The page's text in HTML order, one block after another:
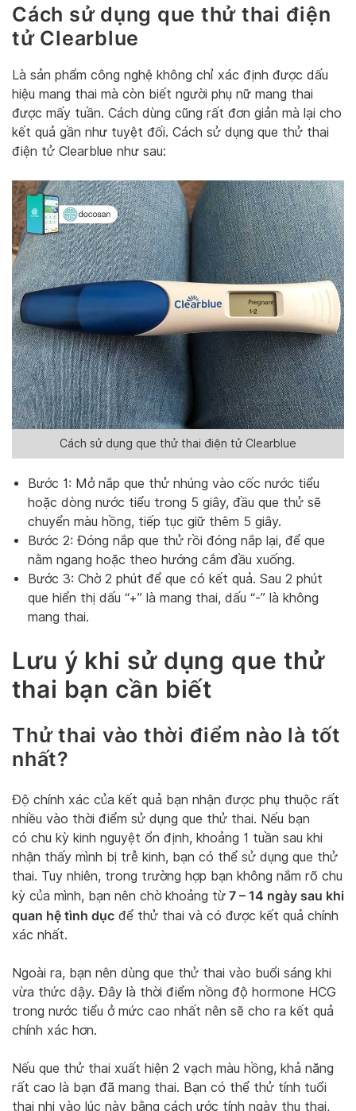
Cách sử dụng que thử thai điện
tử Clearblue
Là sản phẩm công nghệ không chỉ xác định được dấu
hiệu mang thai mà còn biết người phụ nữ mang thai
được mấy tuần. Cách dùng cũng rất đơn giản mà lại cho
kết quả gần như tuyệt đối. Cách sử dụng que thử thai
điện tử Clearblue như sau:
Cách sử dụng que thử thai điện tử Clearblue
Bước 1: Mở nắp que thử nhúng vào cốc nước tiểu
hoặc dòng nước tiểu trong 5 giây, đầu que thử sẽ
chuyển màu hồng, tiếp tục giữ thêm 5 giây.
Bước 2: Đóng nắp que thử rồi đóng nắp lại, để que
nằm ngang hoặc theo hướng cắm đầu xuống.
Bước 3: Chờ 2 phút để que có kết quả. Sau 2 phút
que hiển thị dấu “+” là mang thai, dấu “-” là không
mang thai.
Lưu ý khi sử dụng que thử
thai bạn cần biết
Thử thai vào thời điểm nào là tốt
nhất?
Độ chính xác của kết quả bạn nhận được phụ thuộc rất
nhiều vào thời điểm sử dụng que thử thai. Nếu bạn
có chu kỳ kinh nguyệt ổn định, khoảng 1 tuần sau khi
nhận thấy mình bị trễ kinh, bạn có thể sử dụng que thử
thai. Tuy nhiên, trong trường hợp bạn không nắm rõ chu
kỳ của mình, bạn nên chờ khoảng từ 7 – 14 ngày sau khi
quan hệ tình dục để thử thai và có được kết quả chính
xác nhất.
Ngoài ra, bạn nên dùng que thử thai vào buổi sáng khi
vừa thức dậy. Đây là thời điểm nồng độ hormone HCG
trong nước tiểu ở mức cao nhất nên sẽ cho ra kết quả
chính xác hơn.
Nếu que thử thai xuất hiện 2 vạch màu hồng, khả năng
rất cao là bạn đã mang thai. Bạn có thể thử tính tuổi
thai nhi vào lúc này bằng cách ước tính ngày thụ thai,